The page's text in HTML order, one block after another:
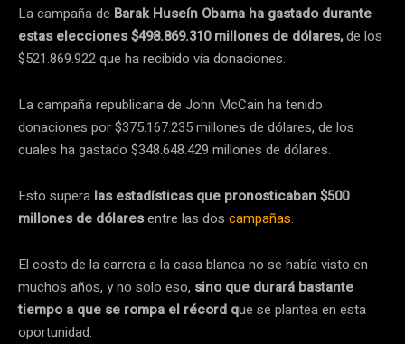
La campaña de Barak Huseín Obama ha gastado durante
estas elecciones $498.869.310 millones de dólares,de los
$521.869.922 que ha recibido vía donaciones.
La campaña republicana de John McCain ha tenido
donaciones por $375.167.235 millones de dólares, de los
cuales ha gastado $348.648.429 millones de dólares.
Esto supera las estadísticas que pronosticaban $500
millones de dólaresentre las dos campañas.
El costo de la carrera a la casa blanca no se había visto en
muchos años, y no solo eso, sino que durará bastante
tiempo a que se rompa el récord que se plantea en esta
oportunidad.